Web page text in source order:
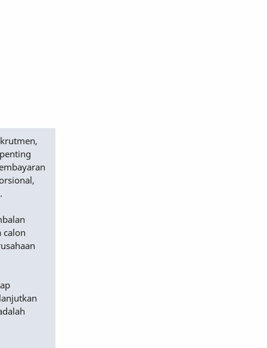
calon